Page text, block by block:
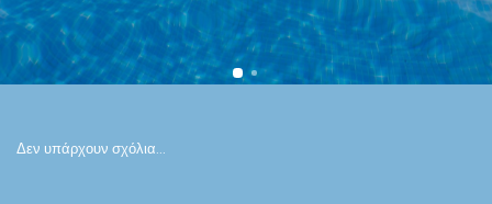
Δεν υπάρχουν σχόλια...